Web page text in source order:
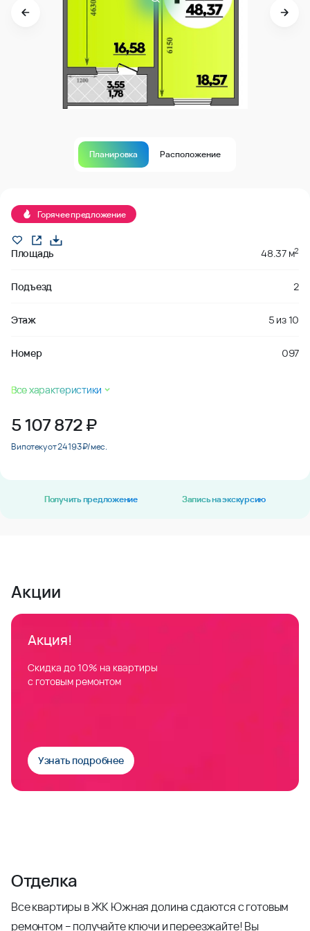
Планировка Расположение
Горячее предложение
Площадь 48.37 м2
Подъезд 2
Этаж 5 из10
Номер 097
Все характеристики
5 107 872₽
В ипотеку от 24 193 ₽/мес.
Получить предложение Запись на экскурсию
Акции
Акция!
Скидка до 10% на квартиры
с готовым ремонтом
Узнать подробнее
Отделка
Все квартиры в ЖК Южная долина сдаются с готовым
ремонтом – получайте ключи и переезжайте! Вы